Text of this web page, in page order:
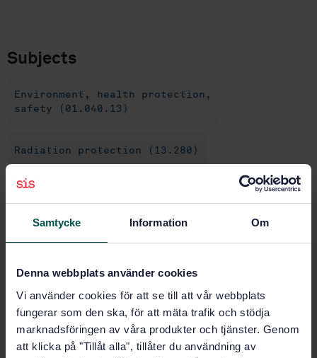
Samtycke Information Om
Denna webbplats använder cookies
Vi använder cookies för att se till att vår webbplats
fungerar som den ska, för att mäta trafik och stödja
marknadsföringen av våra produkter och tjänster. Genom
att klicka på "Tillåt alla", tillåter du användning av
Subjects
Environment, health protection,
safety (01.040.13)
Radiation protection (13.280)
Radiation measurements (17.240)
Buy this standard
SWEDISH STANDARD · SS-ISO 12749-5:2018
Nuclear energy, nuclear technologies, and
radiological protection - Vocabulary - Part 5: Nuclear
reactors (ISO 12749-5:2018, IDT)